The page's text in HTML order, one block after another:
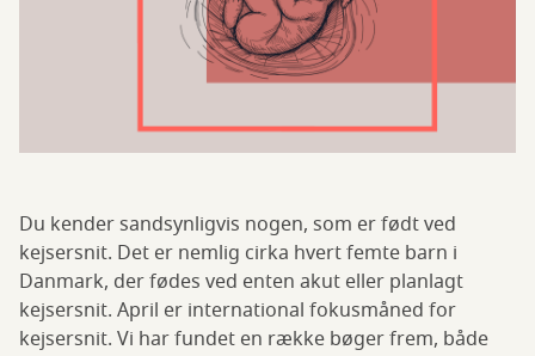
Du kender sandsynligvis nogen, som er født ved
kejsersnit. Det er nemlig cirka hvert femte barn i
Danmark, der fødes ved enten akut eller planlagt
kejsersnit. April er international fokusmåned for
kejsersnit. Vi har fundet en række bøger frem, både